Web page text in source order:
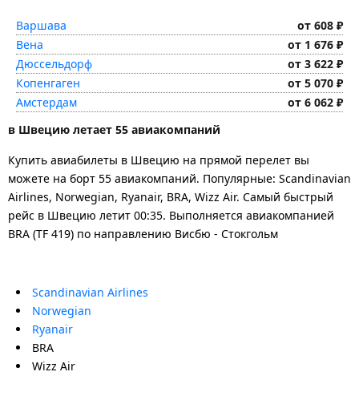
Варшава
от 608 ₽
Вена
от 1 676 ₽
Дюссельдорф
от 3 622 ₽
Копенгаген
от 5 070 ₽
Амстердам
от 6 062 ₽
в Швецию летает 55 авиакомпаний
Купить авиабилеты в Швецию на прямой перелет вы
можете на борт 55 авиакомпаний. Популярные: Scandinavian
Airlines, Norwegian, Ryanair, BRA, Wizz Air. Самый быстрый
рейс в Швецию летит 00:35. Выполняется авиакомпанией
BRA (TF 419) по направлению Висбю - Стокгольм
Scandinavian Airlines
Norwegian
Ryanair
BRA
Wizz Air